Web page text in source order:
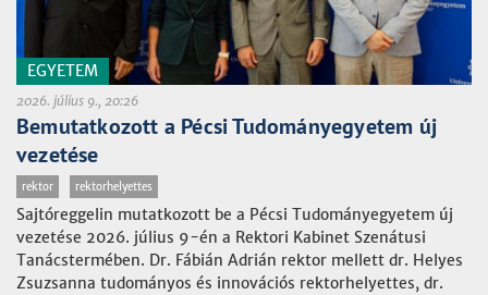
EGYETEM
2026. július 9., 20:26
Bemutatkozott a Pécsi Tudományegyetem új
vezetése
rektor rektorhelyettes
Sajtóreggelin mutatkozott be a Pécsi Tudományegyetem új
vezetése 2026. július 9-én a Rektori Kabinet Szenátusi
Tanácstermében. Dr. Fábián Adrián rektor mellett dr. Helyes
Zsuzsanna tudományos és innovációs rektorhelyettes, dr.